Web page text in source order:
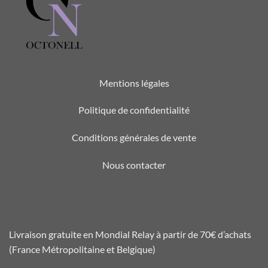
Mentions légales
Politique de confidentialité
Conditions générales de vente
Nous contacter
Livraison gratuite en Mondial Relay à partir de 70€ d’achats
(France Métropolitaine et Belgique)